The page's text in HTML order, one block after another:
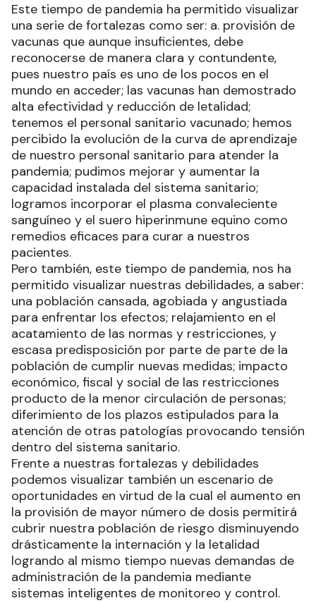
Este tiempo de pandemia ha permitido visualizar
una serie de fortalezas como ser: a. provisión de
vacunas que aunque insuficientes, debe
reconocerse de manera clara y contundente,
pues nuestro país es uno de los pocos en el
mundo en acceder; las vacunas han demostrado
alta efectividad y reducción de letalidad;
tenemos el personal sanitario vacunado; hemos
percibido la evolución de la curva de aprendizaje
de nuestro personal sanitario para atender la
pandemia; pudimos mejorar y aumentar la
capacidad instalada del sistema sanitario;
logramos incorporar el plasma convaleciente
sanguíneo y el suero hiperinmune equino como
remedios eficaces para curar a nuestros
pacientes.
Pero también, este tiempo de pandemia, nos ha
permitido visualizar nuestras debilidades, a saber:
una población cansada, agobiada y angustiada
para enfrentar los efectos; relajamiento en el
acatamiento de las normas y restricciones, y
escasa predisposición por parte de parte de la
población de cumplir nuevas medidas; impacto
económico, fiscal y social de las restricciones
producto de la menor circulación de personas;
diferimiento de los plazos estipulados para la
atención de otras patologías provocando tensión
dentro del sistema sanitario.
Frente a nuestras fortalezas y debilidades
podemos visualizar también un escenario de
oportunidades en virtud de la cual el aumento en
la provisión de mayor número de dosis permitirá
cubrir nuestra población de riesgo disminuyendo
drásticamente la internación y la letalidad
logrando al mismo tiempo nuevas demandas de
administración de la pandemia mediante
sistemas inteligentes de monitoreo y control.